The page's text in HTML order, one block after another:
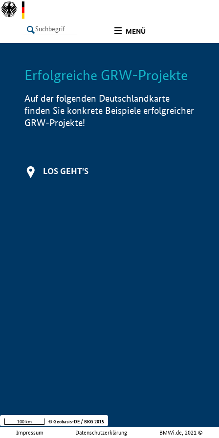
MENÜ
LISTE Info
Erfolgreiche GRW-Projekte
Auf der folgenden Deutschlandkarte
finden Sie konkrete Beispiele erfolgreicher
GRW-Projekte!
LOS GEHT'S
Impressum Datenschutzerklärung BMWi.de, 2021 ©
100 km © Geobasis-DE / BKG 2015